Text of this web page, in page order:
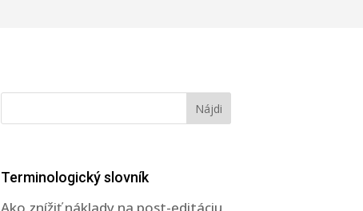
Terminologický slovník